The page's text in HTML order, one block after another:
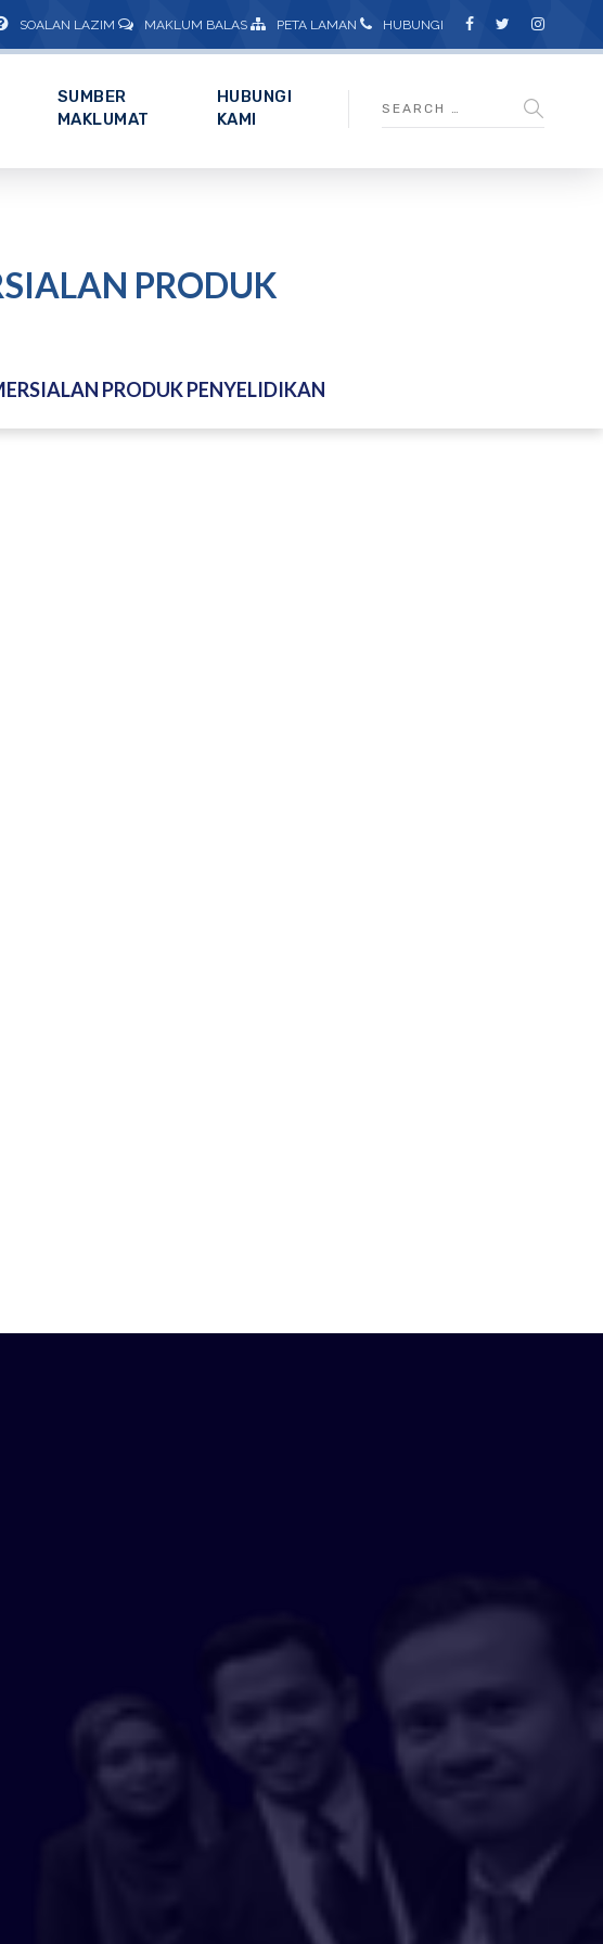
SOALAN LAZIM MAKLUM BALAS PETA LAMAN HUBUNGI
SUMBER
MAKLUMAT
HUBUNGI
KAMI
PRODUK
PRODUK PENYELIDIKAN